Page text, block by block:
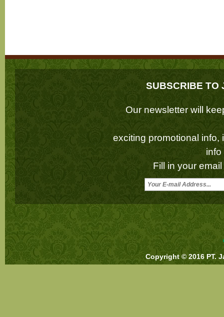
SUBSCRIBE TO
Our newsletter will
exciting promotional info,
info
Fill in your
Copyright © 2016 PT.